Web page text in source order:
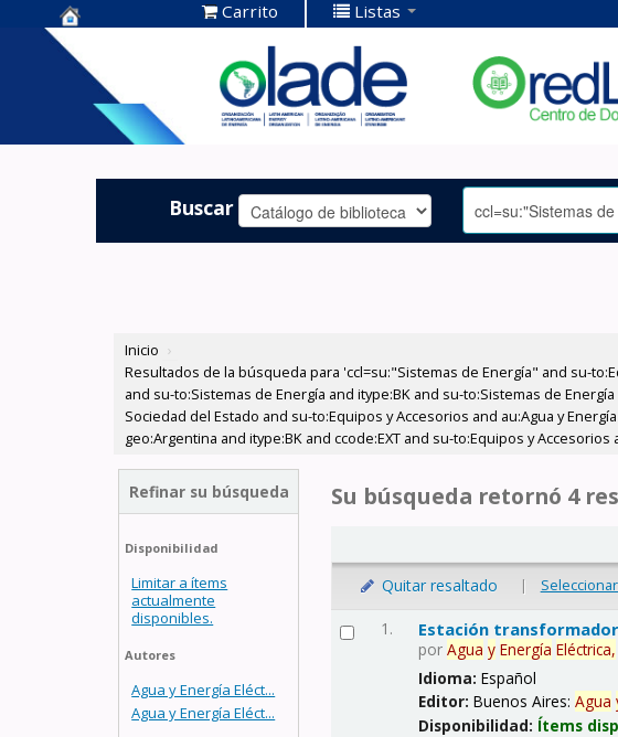
Centro de
Documentación
OLADE -
Carrito Listas
Buscar
Inicio ›
Resultados de la búsqueda para 'ccl=su:"Sistemas de Energía" and su-
and su-to:Sistemas de Energía and itype:BK and su-to:Sistemas de
Sociedad del Estado and su-to:Equipos y Accesorios and au:Agua y
geo:Argentina and itype:BK and ccode:EXT and su-to:Equipos y
Refinar su búsqueda
Disponibilidad
Limitar a ítems
actualmente
disponibles.
Autores
Agua y Energía Eléct...
Agua y Energía Eléct...
Su búsqueda retornó 4
Quitar resaltado |
1. Estación
porAgua y Energía Eléctrica,
Idioma:Español
Editor:Buenos Aires:Agua
Disponibilidad: Ítems